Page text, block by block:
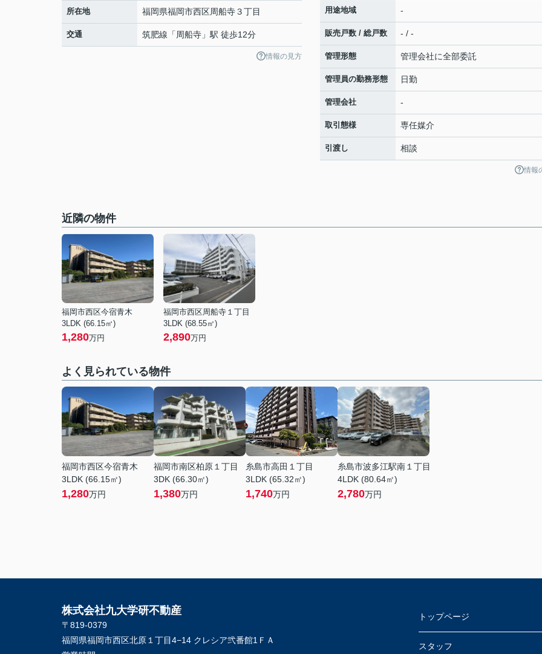
所在地 福岡県福岡市西区周船寺３丁目
交通 筑肥線 「 周船寺 」駅 徒歩12分
情報の見方
用途地域 -
販売戸数 / 総戸数 - / -
管理形態 管理会社に全部委託
管理員の勤務形態 日勤
管理会社 -
取引態様 専任媒介
引渡し 相談
情報
近隣の物件
福岡市西区今宿青木
3LDK (66.15㎡)
1,280万円
福岡市西区周船寺１丁目
3LDK (68.55㎡)
2,890万円
よく見られている物件
福岡市西区今宿青木
3LDK (66.15㎡)
1,280万円
福岡市南区柏原１丁目
3DK (66.30㎡)
1,380万円
糸島市高田１丁目
3LDK (65.32㎡)
1,740万円
糸島市波多江駅南１丁目
4LDK (80.64㎡)
2,780万円
株式会社九大学研不動産
〒819-0379
福岡県福岡市西区北原１丁目4−14 クレシア弐番館1ＦＡ
トップページ
スタッフ